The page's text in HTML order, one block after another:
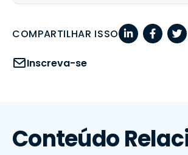
COMPARTILHAR ISSO
Inscreva-se
Conteúdo